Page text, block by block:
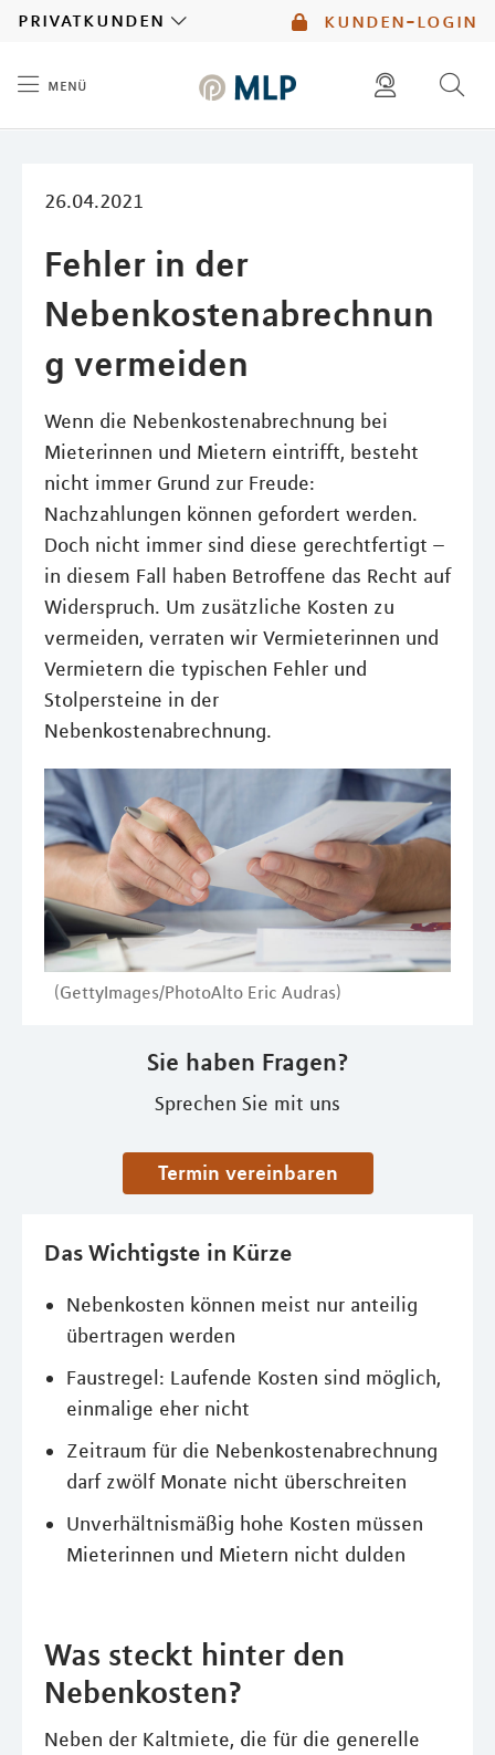
kunden-login
privatkunden
menü
26.04.2021
Fehler in der
Nebenkostenabrechnun
g vermeiden
Wenn die Nebenkostenabrechnung bei
Mieterinnen und Mietern eintrifft, besteht
nicht immer Grund zur Freude:
Nachzahlungen können gefordert werden.
Doch nicht immer sind diese gerechtfertigt –
in diesem Fall haben Betroffene das Recht auf
Widerspruch. Um zusätzliche Kosten zu
vermeiden, verraten wir Vermieterinnen und
Vermietern die typischen Fehler und
Stolpersteine in der
Nebenkostenabrechnung.
(GettyImages/PhotoAlto Eric Audras)
Sie haben Fragen?
Sprechen Sie mit uns
Termin vereinbaren
Das Wichtigste in Kürze
Nebenkosten können meist nur anteilig
übertragen werden
Faustregel: Laufende Kosten sind möglich,
einmalige eher nicht
Zeitraum für die Nebenkostenabrechnung
darf zwölf Monate nicht überschreiten
Unverhältnismäßig hohe Kosten müssen
Mieterinnen und Mietern nicht dulden
Was steckt hinter den
Nebenkosten?
Neben der Kaltmiete, die für die generelle